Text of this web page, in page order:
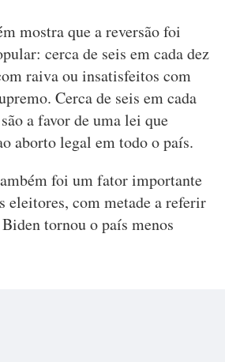
mostra que a reversão foi
cerca de seis em cada dez
raiva ou insatisfeitos com
Cerca de seis em cada
a favor de uma lei que
aborto legal em todo o país.
foi um fator importante
eleitores, com metade a referir
tornou o país menos